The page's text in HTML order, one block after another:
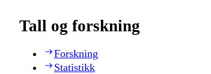
Tall og forskning
Forskning
Statistikk